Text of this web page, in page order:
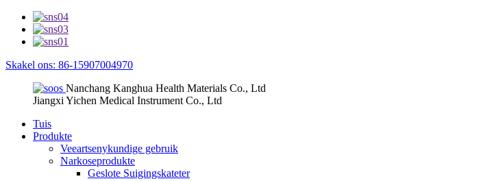
Skakel ons: 86-15907004970
Nanchang Kanghua Health Materials Co., Ltd
Jiangxi Yichen Medical Instrument Co., Ltd
Tuis
Produkte
Veeartsenykundige gebruik
Narkoseprodukte
Geslote Suigingskateter